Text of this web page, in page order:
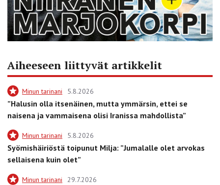
Aiheeseen liittyvät artikkelit
Minun tarinani 5.8.2026
”Halusin olla itsenäinen, mutta ymmärsin, ettei se
naisena ja vammaisena olisi Iranissa mahdollista”
Minun tarinani 5.8.2026
Syömishäiriöstä toipunut Milja: ”Jumalalle olet arvokas
sellaisena kuin olet”
Minun tarinani 29.7.2026